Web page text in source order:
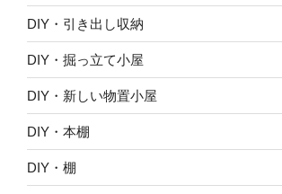
DIY・引き出し収納
DIY・掘っ立て小屋
DIY・新しい物置小屋
DIY・本棚
DIY・棚